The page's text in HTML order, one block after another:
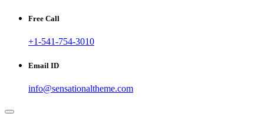
Free Call
+1-541-754-3010
Email ID
info@sensationaltheme.com